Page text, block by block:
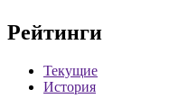
NAICS
Рейтинги